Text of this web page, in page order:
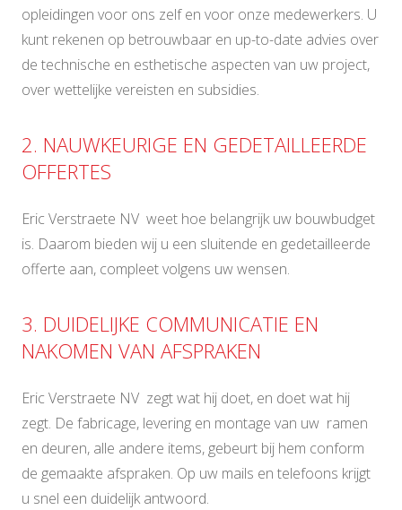
opleidingen voor ons zelf en voor onze medewerkers. U
kunt rekenen op betrouwbaar en up-to-date advies over
de technische en esthetische aspecten van uw project,
over wettelijke vereisten en subsidies.
2. NAUWKEURIGE EN GEDETAILLEERDE
OFFERTES
Eric Verstraete NV weet hoe belangrijk uw bouwbudget
is. Daarom bieden wij u een sluitende en gedetailleerde
offerte aan, compleet volgens uw wensen.
3. DUIDELIJKE COMMUNICATIE EN
NAKOMEN VAN AFSPRAKEN
Eric Verstraete NV zegt wat hij doet, en doet wat hij
zegt. De fabricage, levering en montage van uw ramen
en deuren, alle andere items, gebeurt bij hem conform
de gemaakte afspraken. Op uw mails en telefoons krijgt
u snel een duidelijk antwoord.